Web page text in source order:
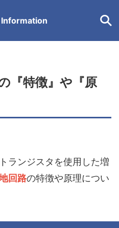
『特徴』や『原
ランジスタを使用した増
回路の特徴や原理につい